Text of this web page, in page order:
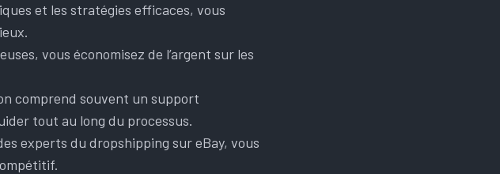
et les stratégies efficaces, vous
vous économisez de l’argent sur les
comprend souvent un support
tout au long du processus.
experts du dropshipping sur eBay, vous